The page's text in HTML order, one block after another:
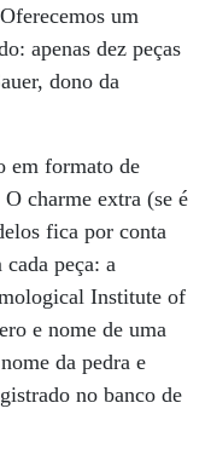
um
apenas dez peças
dono da
em formato de
charme extra (se é
fica por conta
peça: a
Institute of
e nome de uma
da pedra e
no banco de